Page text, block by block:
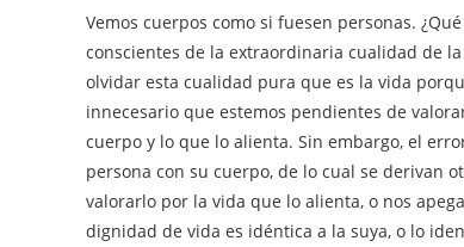
Vemos cuerpos como si fuesen personas.
conscientes de la extraordinaria cualidad de
olvidar esta cualidad pura que es la vida
innecesario que estemos pendientes de
cuerpo y lo que lo alienta. Sin embargo, el
persona con su cuerpo, de lo cual se derivan
valorarlo por la vida que lo alienta, o nos
dignidad de vida es idéntica a la suya, o lo